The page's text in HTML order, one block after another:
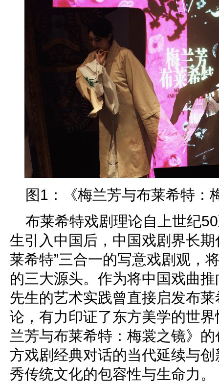
图1：《梅兰芳与布莱希特：
布莱希特戏剧理论自上世纪
生引入中国后，中国戏剧界长
莱希特”三合一的写意戏剧观，
的三大源头。作为将中国戏曲
先生的艺术实践曾直接启发布莱
论，有力印证了东方美学的世
兰芳与布莱希特：梅裳之镜》
方戏剧经典对话的当代延续与
秀传统文化的包容性与生命力。